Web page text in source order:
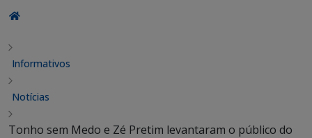
Informativos
Notícias
Tonho sem Medo e Zé Pretim levantaram o público do